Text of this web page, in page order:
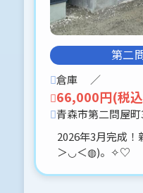
同番地 売り共
います。）
全4世帯のうち
ご検討、よろし
羽白字沢田（油
築浅住宅（セキ
の見直ししま
第二
倉庫 ／
66,000円(税
青森市第二問屋
2026年3月完成
＞◡＜◍)。✧♡